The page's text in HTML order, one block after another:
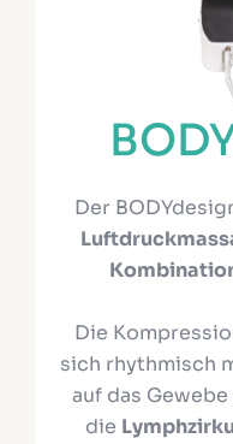
Der
Die
sich rhythmisch
auf das
die